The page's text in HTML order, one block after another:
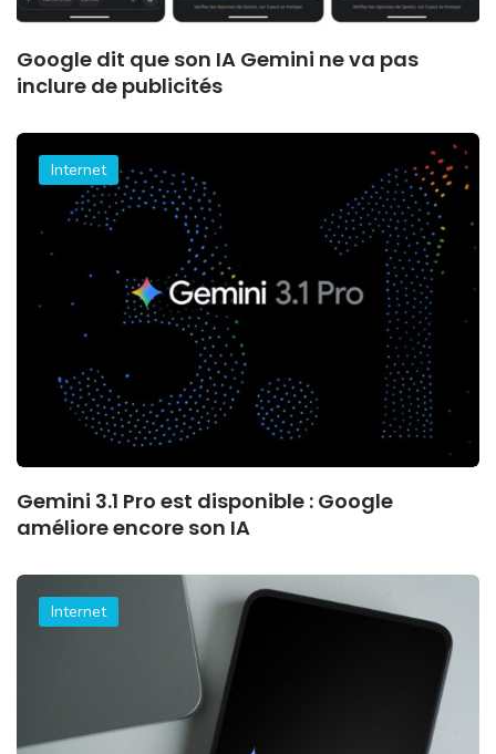
Google dit que son IA Gemini ne va pas
inclure de publicités
Internet
Gemini 3.1 Pro est disponible : Google
améliore encore son IA
Internet